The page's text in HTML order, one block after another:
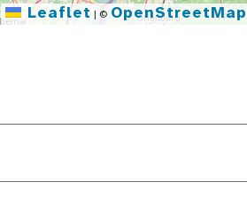
Leaflet © OpenStreetMap